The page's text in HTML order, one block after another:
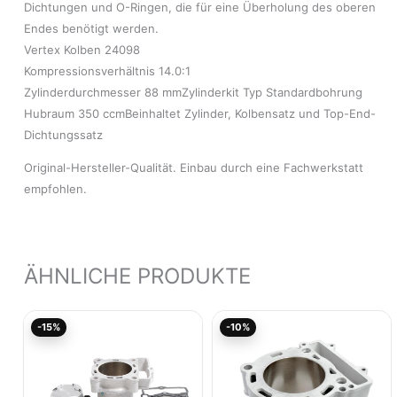
Dichtungen und O-Ringen, die für eine Überholung des oberen
Endes benötigt werden.
Vertex Kolben 24098
Kompressionsverhältnis 14.0:1
Zylinderdurchmesser 88 mmZylinderkit Typ Standardbohrung
Hubraum 350 ccmBeinhaltet Zylinder, Kolbensatz und Top-End-
Dichtungssatz
Original-Hersteller-Qualität. Einbau durch eine Fachwerkstatt
empfohlen.
ÄHNLICHE PRODUKTE
-15%
807,37€
686,26€.
-10%
war:
259,90€
233,91€.